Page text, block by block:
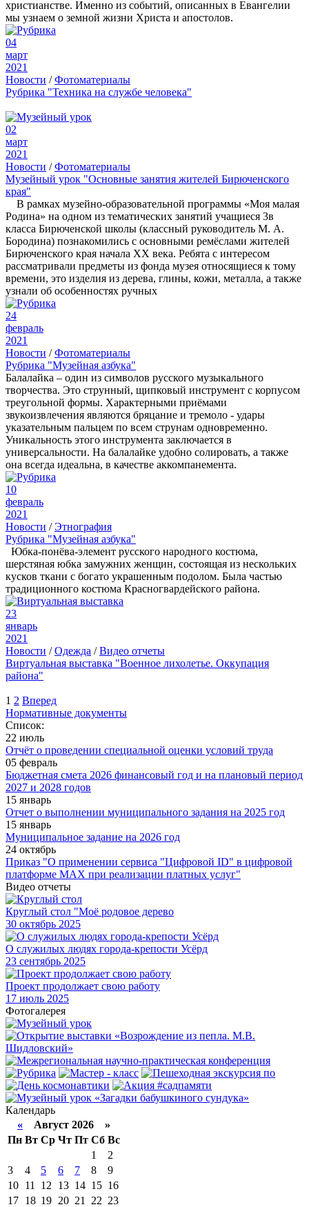
христианстве. Именно из событий, описанных в Евангелии
мы узнаем о земной жизни Христа и апостолов.
04
март
2021
Новости /Фотоматериалы
Рубрика "Техника на службе человека"
02
март
2021
Новости /Фотоматериалы
Музейный урок "Основные занятия жителей Бирюченского
края"
В рамках музейно-образовательной программы «Моя малая
Родина» на одном из тематических занятий учащиеся 3в
класса Бирюченской школы (классный руководитель М. А.
Бородина) познакомились с основными ремёслами жителей
Бирюченского края начала XX века. Ребята с интересом
рассматривали предметы из фонда музея относящиеся к тому
времени, это изделия из дерева, глины, кожи, металла, а также
узнали об особенностях ручных
24
февраль
2021
Новости /Фотоматериалы
Рубрика "Музейная азбука"
Балалайка – один из символов русского музыкального
творчества. Это струнный, щипковый инструмент с корпусом
треугольной формы. Характерными приёмами
звукоизвлечения являются бряцание и тремоло - удары
указательным пальцем по всем струнам одновременно.
Уникальность этого инструмента заключается в
универсальности. На балалайке удобно солировать, а также
она всегда идеальна, в качестве аккомпанемента.
10
февраль
2021
Новости /Этнография
Рубрика "Музейная азбука"
Юбка-понёва-элемент русского народного костюма,
шерстяная юбка замужних женщин, состоящая из нескольких
кусков ткани с богато украшенным подолом. Была частью
традиционного костюма Красногвардейского района.
23
январь
2021
Новости /Одежда /Видео отчеты
Виртуальная выставка "Военное лихолетье. Оккупация
района"
1 2 Вперед
Нормативные документы
Список:
22 июль
Отчёт о проведении специальной оценки условий труда
05 февраль
Бюджетная смета 2026 финансовый год и на плановый период
2027 и 2028 годов
15 январь
Отчет о выполнении муниципального задания на 2025 год
15 январь
Муниципальное задание на 2026 год
24 октябрь
Приказ "О применении сервиса "Цифровой ID" в цифровой
платформе МАХ при реализации платных услуг"
Видео отчеты
Круглый стол "Моё родовое дерево
30 октябрь 2025
О служилых людях города-крепости Усёрд
23 сентябрь 2025
Проект продолжает свою работу
17 июль 2025
Фотогалерея
Календарь
« Август 2026 »
Пн Вт Ср Чт Пт Сб Вс
1
2
3
4 5 6 7 8
9
10 11 12 13 14 15 16
17 18 19 20 21 22 23